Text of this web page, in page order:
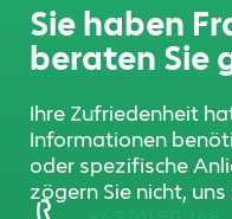
Sie haben
beraten Sie
Ihre Zufriedenheit
Informationen
oder spezifische
zögern Sie nicht,